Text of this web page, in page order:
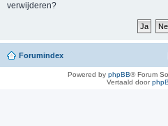
verwijderen?
Forumindex
Powered by phpBB® Forum
Vertaald door